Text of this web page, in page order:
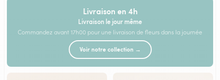
Livraison en 4h
Livraison le jour même
Commandez avant 17h00 pour une livraison de fleurs dans la journée
Voir notre collection →